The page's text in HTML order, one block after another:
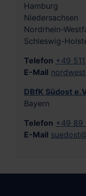
Hamburg
Niedersachsen
Nordrhein-
Schleswig-
Telefon +49
E-Mail
DBfK Südost
Bayern
Telefon +49 89
E-Mail